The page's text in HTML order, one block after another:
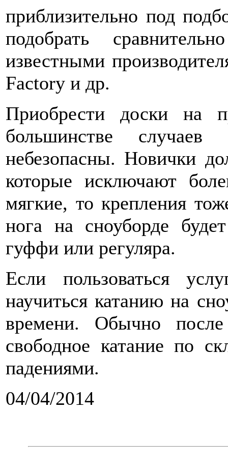
приблизительно под
подобрать
известными
Factory и др.
Приобрести доски на
большинстве
небезопасны. Новички
которые исключают
мягкие, то крепления
нога на сноуборде
гуффи или регуляра.
Если пользоваться
научиться катанию на
времени. Обычно после
свободное катание по
падениями.
04/04/2014